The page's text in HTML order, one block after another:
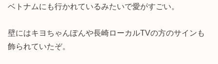
ベトナムにも行かれているみたいで愛がすごい。
壁にはキヨちゃんぽんや長崎ローカルTVの方のサインも
飾られていたぞ。